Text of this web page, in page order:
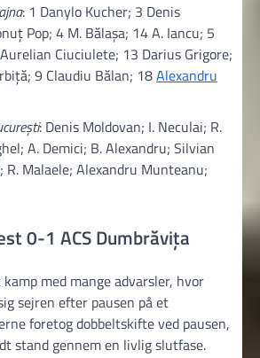
: 1 Danylo Kucher; 3 Denis
Pop; 4 M. Bălașa; 14 A. Iancu; 5
Ciuciulete; 13 Darius Grigore;
9 Claudiu Bălan; 18Alexandru
: Denis Moldovan; I. Neculai; R.
A. Demici; B. Alexandru; Silvian
R. Malaele; Alexandru Munteanu;
0-1 ACS Dumbrăvița
med mange advarsler, hvor
sejren efter pausen på et
foretog dobbeltskifte ved pausen,
stand gennem en livlig slutfase.